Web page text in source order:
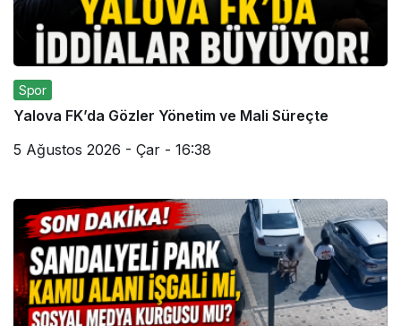
Spor
Yalova FK’da Gözler Yönetim ve Mali Süreçte
5 Ağustos 2026 - Çar - 16:38